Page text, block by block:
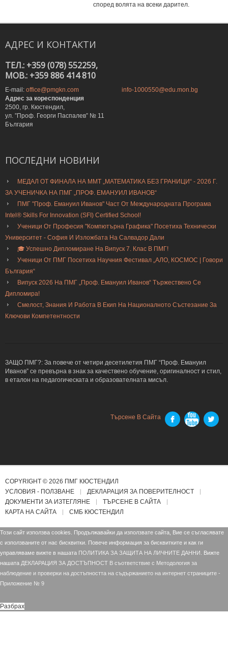
според волята на всеки дарител.
АДРЕС И КОНТАКТИ
ТЕЛ.: +359 (078) 552259,
MOB.: +359 886 414 810
E-mail: office@pmgkn.com
info-1000550@edu.mon.bg
Адрес за кореспонденция
2500, гр. Кюстендил,
ул. ”Проф. Георги Паспалев” № 11
България
ПОСЛЕДНИ НОВИНИ
МЕДАЛ ОТ ФИНАЛА НА ММТ „МАТЕМАТИКА БЕЗ ГРАНИЦИ“ - 2026 Г.
ЗА УЧЕНИЧКА НА ПМГ „ПРОФ. ЕМАНУИЛ ИВАНОВ“
ПМГ "Проф. Емануил Иванов" Част От Международната Програма
Intel® Skills For Innovation (SFI) Certified School!
Ученици От Професия "Компютърна Графика" Посетиха Технически
Университет - София И Изложбата На Салвадор Дали
🎓 Успешно Дипломиране На Випуск 7. Клас В ПМГ!
Ученици От ПМГ Посетиха Научния Фестивал „АЛО, КОСМОС | Говори
България“
Випуск 2026 На ПМГ „Проф. Емануил Иванов“ Тържествено Се
Дипломира!
Смелост, Знания И Работа В Екип На Националното Състезание За
Ключови Компетентности
ЗАЩО ПМГ?: За повече от четири десетилетия ПМГ “Проф. Емануил
Иванов” се превърна в знак за качествено обучение, оригиналност и стил,
в еталон на педагогическата и образователната мисъл.
Търсене В Сайта
COPYRIGHT © 2026 ПМГ КЮСТЕНДИЛ
УСЛОВИЯ - ПОЛЗВАНЕ
ДЕКЛАРАЦИЯ ЗА ПОВЕРИТЕЛНОСТ
ДОКУМЕНТИ ЗА ИЗТЕГЛЯНЕ
ТЪРСЕНЕ В САЙТА
КАРТА НА САЙТА
СМБ КЮСТЕНДИЛ
Този сайт използва cookies. Продължавайки да използвате сайта, Вие се съгласявате
с използваните от нас бисквитки. Повече информация за бисквитките и как ги
управляваме вижте в нашата ПОЛИТИКА ЗА ЗАЩИТА НА ЛИЧНИТЕ ДАННИ.
Вижте
нашата ДЕКЛАРАЦИЯ ЗА ДОСТЪПНОСТ В съответствие с Mетодология за
наблюдение и проверки на достъпността на съдържанието на интернет страниците -
Приложение № 9
Разбрах